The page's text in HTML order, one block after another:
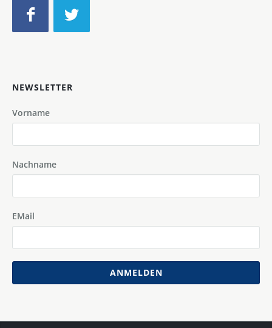
NEWSLETTER
Vorname
Nachname
EMail
ANMELDEN